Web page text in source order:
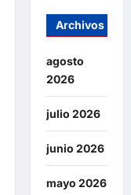
Archivos
agosto
2026
julio 2026
junio 2026
mayo 2026